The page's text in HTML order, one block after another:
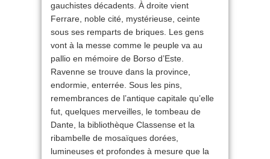
gauchistes décadents. À droite vient
Ferrare, noble cité, mystérieuse, ceinte
sous ses remparts de briques. Les gens
vont à la messe comme le peuple va au
pallio en mémoire de Borso d’Este.
Ravenne se trouve dans la province,
endormie, enterrée. Sous les pins,
remembrances de l’antique capitale qu’elle
fut, quelques merveilles, le tombeau de
Dante, la bibliothèque Classense et la
ribambelle de mosaïques dorées,
lumineuses et profondes à mesure que la